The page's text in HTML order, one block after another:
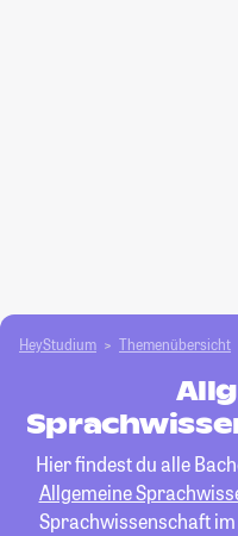
HeyStudium Themenübersicht
Hier findest du alle
Allgemeine
Sprachwissenschaft